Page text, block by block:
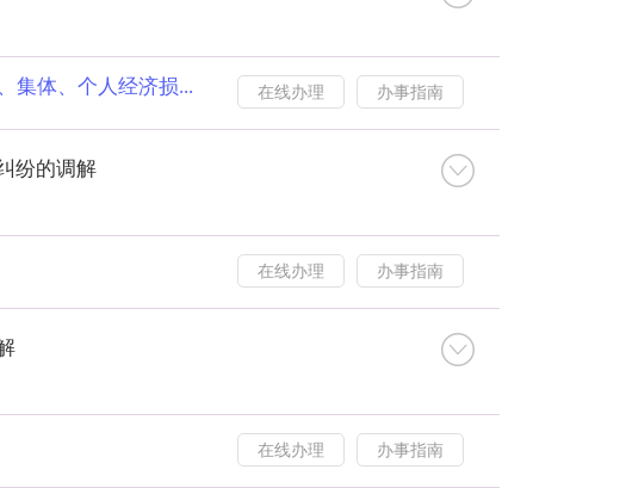
集体、个人经济损... 在线办理 办事指南
纷的调解
在线办理 办事指南
在线办理 办事指南